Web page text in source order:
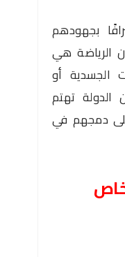
بجهودهم
الرياضة هي
الجسدية أو
تهتم
دمجهم في